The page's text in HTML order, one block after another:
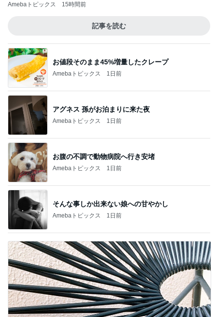
Amebaトピックス 15時間前
記事を読む
お値段そのまま45%増量したクレープ
Amebaトピックス 1日前
アグネス 孫がお泊まりに来た夜
Amebaトピックス 1日前
お腹の不調で動物病院へ行き安堵
Amebaトピックス 1日前
そんな事しか出来ない娘への甘やかし
Amebaトピックス 1日前